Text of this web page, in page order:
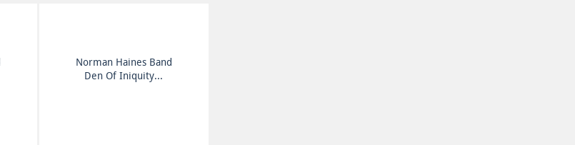
Norman Haines Band
Den Of Iniquity...